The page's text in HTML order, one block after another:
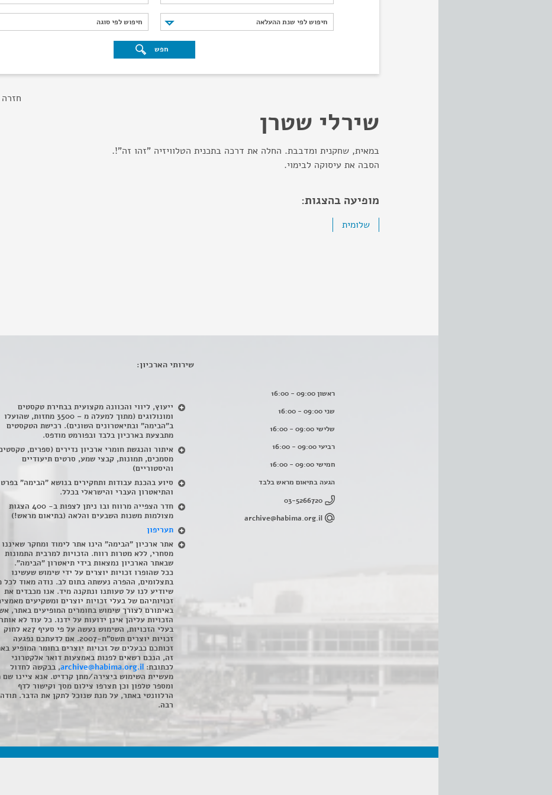
חיפוש לפי שנת ההעלאה
חיפוש לפי שנת ההעלאה חיפוש לפי סוגה
חיפוש לפי סוגה
חפש
שירלי שטרן
במאית, שחקנית ומדבבת. החלה את דרכה בתכנית הטלוויזיה "זהו זה"!.
הסבה את עיסוקה לבימוי.
מופיעה בהצגות:
שלומית
ראשון 09:00 - 16:00
שני 09:00 - 16:00
שלישי 09:00 - 16:00
רביעי 09:00 - 16:00
חמישי 09:00 - 16:00
הגעה בתיאום מראש בלבד
03-5266720
archive@habima.org.il
שירותי הארכיון:
ייעוץ, ליווי והכוונה מקצועית בבחירת טקסטים
ומונולוגים (מתוך למעלה מ – 3500 מחזות, שהועלו
ב"הבימה" ובתיאטרונים השונים). רכישת הטקסטים
מתבצעת בארכיון בלבד ובפורמט מודפס.
איתור והנגשת חומרי ארכיון נדירים (ספרים,
מסמכים, תמונות, קבצי שמע, סרטים תיעודיים
והיסטוריים)
סיוע בהכנת עבודות ותחקירים בנושא "הבימה" בפרט
והתיאטרון העברי והישראלי בכלל.
חדר הצפייה מרווח ובו ניתן לצפות ב- 400 הצגות
מצולמות משנות השבעים והלאה (בתיאום מראש!)
תעריפון
אתר ארכיון "הבימה" הינו אתר לימוד ומחקר שאיננו
מסחרי, ללא מטרות רווח. הזכויות למרבית התמונות
שבאתר הארכיון נמצאות בידי תיאטרון "הבימה".
ככל שהופרו זכויות יוצרים על ידי שימוש שעשינו
בתצלומים, ההפרה נעשתה בתום לב. נודה מאוד לכל
שיודיע לנו על טעותנו ונתקנה מיד. אנו מכבדים את
זכויותיהם של בעלי זכויות יוצרים ומשקיעים
באיתורם לצורך שימוש בחומרים המופיעים באתר,
הזכויות עליהן אינן ידועות על ידנו. כל עוד לא
בעלי הזכויות, השימוש נעשה על פי סעיף 27א לחוק
זכויות יוצרים תשס"ח-2007. אם לדעתכם נפגעה
זכותכם כבעלים של זכויות יוצרים בחומר המופיע
זה, הנכם רשאים לפנות באמצעות דואר אלקטרוני
לכתובת: archive@habima.org.il, בבקשה לחדול
מעשיית השימוש ביצירה/מתן קרדיט. אנא ציינו שם
ומספר טלפון וכן תצרפו צילום מסך וקישור לדף
הרלוונטי באתר, על מנת שנוכל לתקן את הדבר. תודה
רבה.